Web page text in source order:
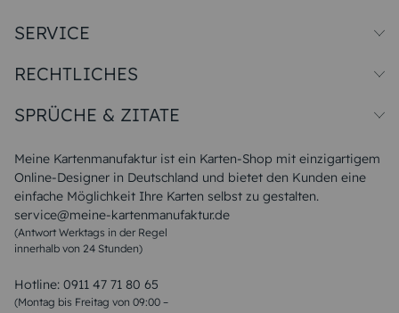
Meine Kartenmanufaktur ist ein Karten-Shop mit einzigartigem
Online-Designer in Deutschland und bietet den Kunden eine
einfache Möglichkeit Ihre Karten selbst zu gestalten.
service@meine-kartenmanufaktur.de
(Antwort Werktags in der Regel
innerhalb von 24 Stunden)
Hotline: 0911 47 71 80 65
(Montag bis Freitag von 09:00 –
SERVICE
Papiersorten
Unsere Produktion
Magazin
FAQ
RECHTLICHES
Widerrufsbelehrung
SPRÜCHE & ZITATE
Liebeskummer Sprüche
Sommer Sprüche
Muttertagssprüche
Sprüche zur Hochzeit
Sprüche zur Konfirmation & Kommunion
Weihnachtsgedichte
Liebessprüche
Geburtstagssprüche